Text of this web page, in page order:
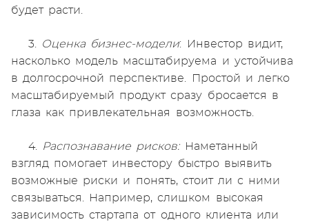
будет расти.
3. Оценка бизнес-модели: Инвестор видит,
насколько модель масштабируема и устойчива
в долгосрочной перспективе. Простой и легко
масштабируемый продукт сразу бросается в
глаза как привлекательная возможность.
4. Распознавание рисков:Наметанный
взгляд помогает инвестору быстро выявить
возможные риски и понять, стоит ли с ними
связываться. Например, слишком высокая
зависимость стартапа от одного клиента или